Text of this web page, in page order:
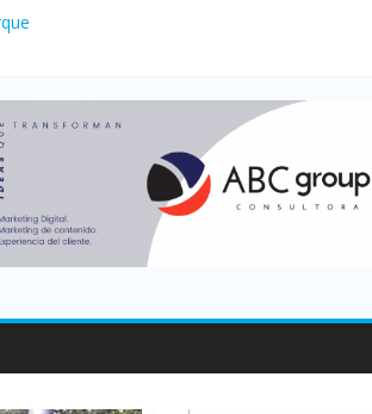
de personas viajaron por el país, un